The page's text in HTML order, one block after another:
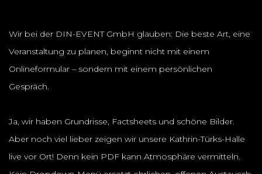
Wir bei der DIN-EVENT GmbH glauben: Die beste Art, eine
Veranstaltung zu planen, beginnt nicht mit einem
Onlineformular – sondern mit einem persönlichen
Gespräch.
Ja, wir haben Grundrisse, Factsheets und schöne Bilder.
Aber noch viel lieber zeigen wir unsere Kathrin-Türks-Halle
live vor Ort! Denn kein PDF kann Atmosphäre vermitteln.